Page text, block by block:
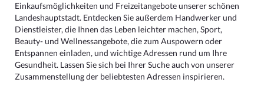
Einkaufsmöglichkeiten und Freizeitangebote unserer schönen
Landeshauptstadt. Entdecken Sie außerdem Handwerker und
Dienstleister, die Ihnen das Leben leichter machen, Sport,
Beauty- und Wellnessangebote, die zum Auspowern oder
Entspannen einladen, und wichtige Adressen rund um Ihre
Gesundheit. Lassen Sie sich bei Ihrer Suche auch von unserer
Zusammenstellung der beliebtesten Adressen inspirieren.